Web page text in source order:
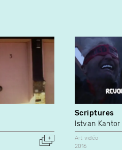
Scriptures
Istvan Kantor
Art vidéo
2016